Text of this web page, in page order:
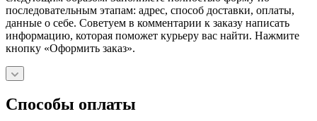
последовательным этапам: адрес, способ доставки, оплаты,
данные о себе. Советуем в комментарии к заказу написать
информацию, которая поможет курьеру вас найти. Нажмите
кнопку «Оформить заказ».
Способы оплаты